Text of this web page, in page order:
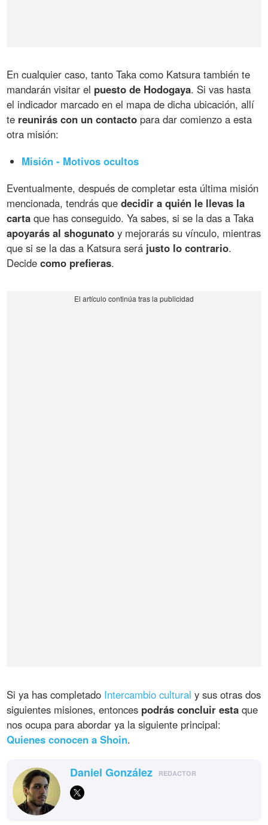
En cualquier caso, tanto Taka como Katsura también te
mandarán visitar el puesto de Hodogaya. Si vas hasta
el indicador marcado en el mapa de dicha ubicación, allí
te reunirás con un contacto para dar comienzo a esta
otra misión:
Misión - Motivos ocultos
Eventualmente, después de completar esta última misión
mencionada, tendrás quedecidir a quién le llevas la
carta que has conseguido. Ya sabes, si se la das a Taka
apoyarás al shogunato y mejorarás su vínculo, mientras
que si se la das a Katsura será justo lo contrario.
Decidecomo prefieras.
Si ya has completado Intercambio cultural y sus otras dos
siguientes misiones, entonces podrás concluir esta que
nos ocupa para abordar ya la siguiente principal:
Quienes conocen a Shoin.
Daniel González REDACTOR